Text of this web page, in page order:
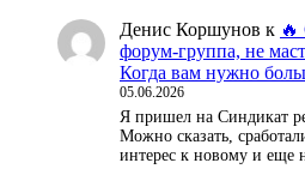
Денис Коршунов к 🔥
форум-группа, не
Когда вам нужно
05.06.2026
Я пришел на Синдикат
Можно сказать,
интерес к новому и еще